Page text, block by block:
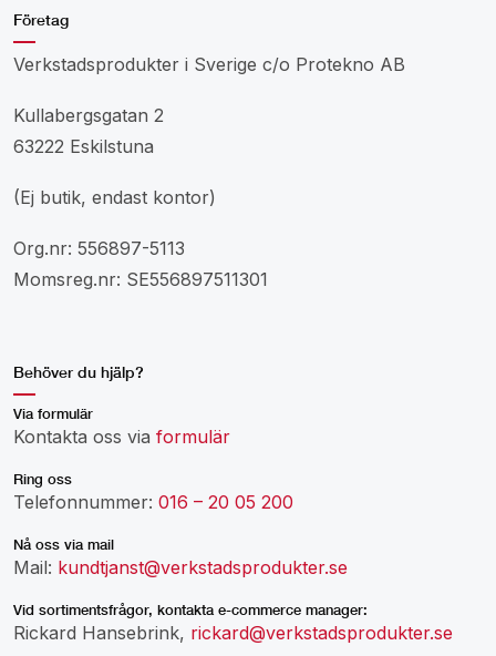
Företag
Verkstadsprodukter i Sverige c/o Protekno AB
Kullabergsgatan 2
63222 Eskilstuna
(Ej butik, endast kontor)
Org.nr: 556897-5113
Momsreg.nr: SE556897511301
Behöver du hjälp?
Via formulär
Kontakta oss via formulär
Ring oss
Telefonnummer: 016 – 20 05 200
Nå oss via mail
Mail: kundtjanst@verkstadsprodukter.se
Vid sortimentsfrågor, kontakta e-commerce manager:
Rickard Hansebrink, rickard@verkstadsprodukter.se